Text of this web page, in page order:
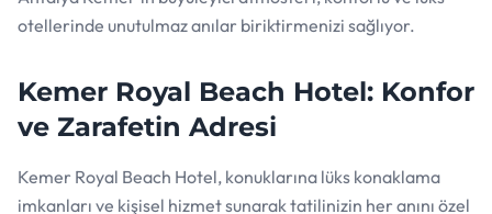
otellerinde unutulmaz anılar biriktirmenizi sağlıyor.
Kemer Royal Beach Hotel: Konfor
ve Zarafetin Adresi
Kemer Royal Beach Hotel, konuklarına lüks konaklama
imkanları ve kişisel hizmet sunarak tatilinizin her anını özel